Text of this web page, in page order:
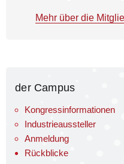
Mehr über die
der Campus
Kongressinformationen
Industrieaussteller
Anmeldung
Rückblicke